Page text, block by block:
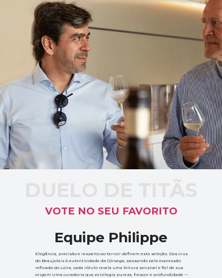
VOTE NO SEU FAVORITO
Equipe Philippe
Elegância, precisão e respeito ao terroir definem esta seleção. Dos crus
do Beaujolais à autenticidade da Córsega, passando pela expressão
refinada do Loire, cada rótulo revela uma leitura sensível e fiel de sua
origem.Uma curadoria que privilegia pureza, frescor e profundidade —